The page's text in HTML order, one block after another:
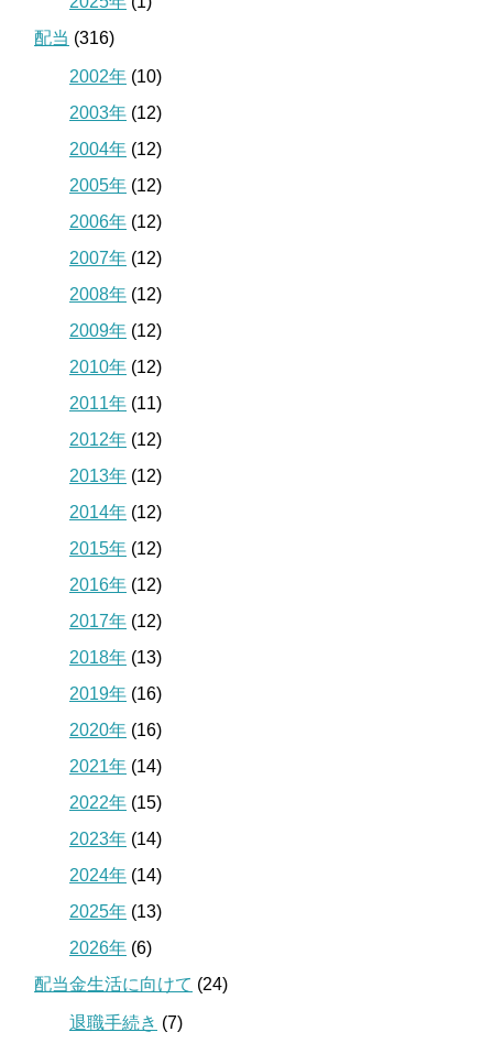
配当 (316)
2002年 (10)
2003年 (12)
2004年 (12)
2005年 (12)
2006年 (12)
2007年 (12)
2008年 (12)
2009年 (12)
2010年 (12)
2011年 (11)
2012年 (12)
2013年 (12)
2014年 (12)
2015年 (12)
2016年 (12)
2017年 (12)
2018年 (13)
2019年 (16)
2020年 (16)
2021年 (14)
2022年 (15)
2023年 (14)
2024年 (14)
2025年 (13)
2026年 (6)
配当金生活に向けて (24)
退職手続き (7)